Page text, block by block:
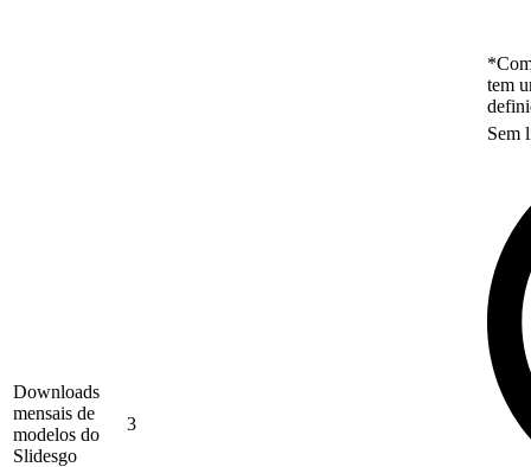
tem
Downloads
mensais de
modelos do
Slidesgo
3
Sem